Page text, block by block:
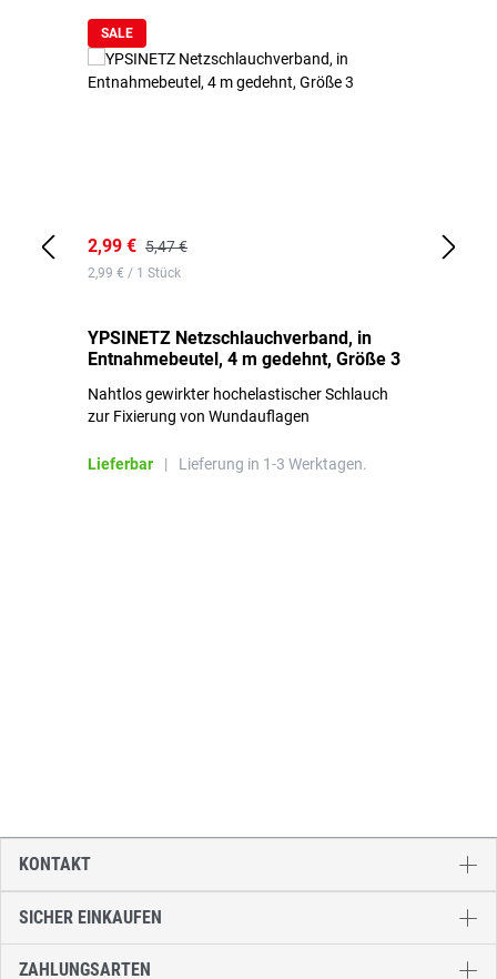
SALE
2,99 € 5,47 €
2,99 € / 1 Stück
YPSINETZ Netzschlauchverband, in
Entnahmebeutel, 4 m gedehnt, Größe 3
Nahtlos gewirkter hochelastischer Schlauch
zur Fixierung von Wundauflagen
Lieferbar | Lieferung in 1-3 Werktagen.
SICHER EINKAUFEN
ZAHLUNGSARTEN
KONTAKT